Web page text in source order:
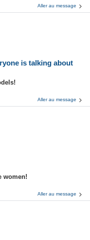
Aller au message
is talking about
Aller au message
women!
Aller au message